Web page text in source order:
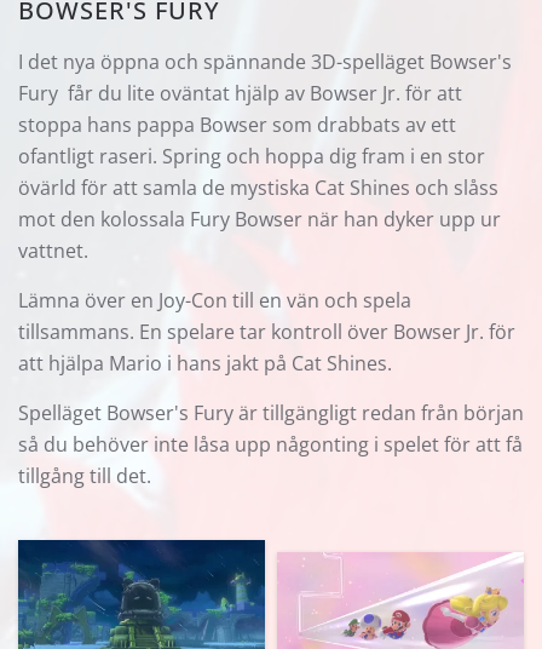
BOWSER'S FURY
I det nya öppna och spännande 3D-spelläget Bowser's
Fury får du lite oväntat hjälp av Bowser Jr. för att
stoppa hans pappa Bowser som drabbats av ett
ofantligt raseri. Spring och hoppa dig fram i en stor
övärld för att samla de mystiska Cat Shines och slåss
mot den kolossala Fury Bowser när han dyker upp ur
vattnet.
Lämna över en Joy-Con till en vän och spela
tillsammans. En spelare tar kontroll över Bowser Jr. för
att hjälpa Mario i hans jakt på Cat Shines.
Spelläget Bowser's Fury är tillgängligt redan från början
så du behöver inte låsa upp någonting i spelet för att få
tillgång till det.